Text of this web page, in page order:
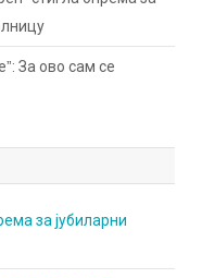
За ово сам се
за јубиларни